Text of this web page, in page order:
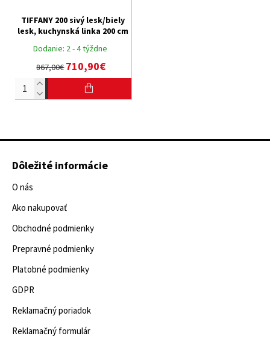
Dodanie: 2 - 4 týždne
TIFFANY 200 sivý lesk/biely
lesk, kuchynská linka 200 cm
867,00€710,90€
Dôležité informácie
O nás
Ako nakupovať
Obchodné podmienky
Prepravné podmienky
Platobné podmienky
GDPR
Reklamačný poriadok
Reklamačný formulár